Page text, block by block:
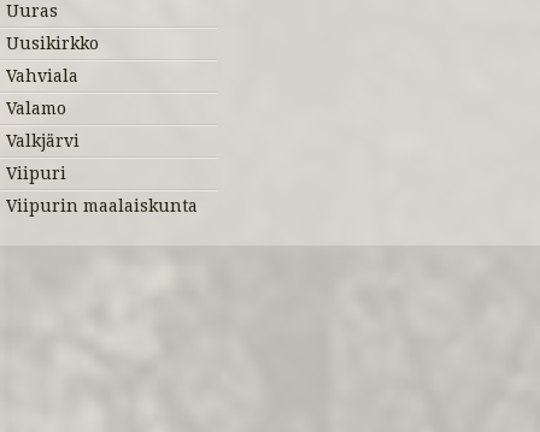
Uuras
Uusikirkko
Vahviala
Valamo
Valkjärvi
Viipuri
Viipurin maalaiskunta